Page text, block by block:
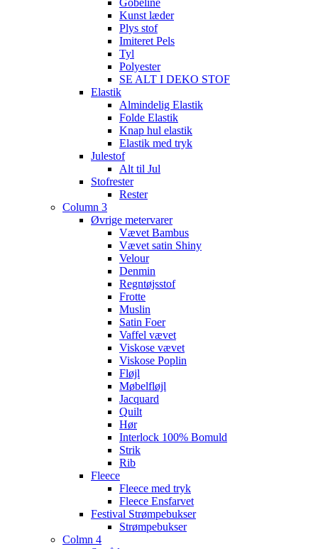
Gobeline
Kunst læder
Plys stof
Imiteret Pels
Tyl
Polyester
SE ALT I DEKO STOF
Elastik
Almindelig Elastik
Folde Elastik
Knap hul elastik
Elastik med tryk
Julestof
Alt til Jul
Stofrester
Rester
Column 3
Øvrige metervarer
Vævet Bambus
Vævet satin Shiny
Velour
Denmin
Regntøjsstof
Frotte
Muslin
Satin Foer
Vaffel vævet
Viskose vævet
Viskose Poplin
Fløjl
Møbelfløjl
Jacquard
Quilt
Hør
Interlock 100% Bomuld
Strik
Rib
Fleece
Fleece med tryk
Fleece Ensfarvet
Festival Strømpebukser
Strømpebukser
Colmn 4